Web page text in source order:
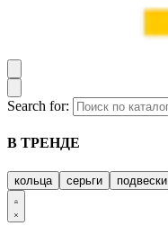
Search for:
В ТРЕНДЕ
кольца серьги подвески